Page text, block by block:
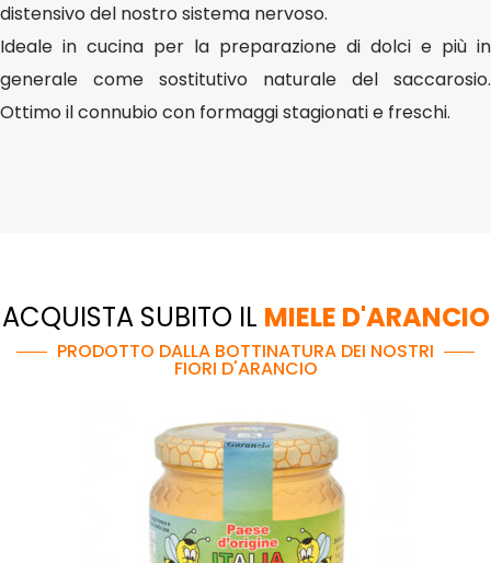
distensivo del nostro sistema nervoso.
Ideale in cucina per la preparazione di dolci e più in
generale come sostitutivo naturale del saccarosio.
Ottimo il connubio con formaggi stagionati e freschi.
ACQUISTA SUBITO IL MIELE D'ARANCIO
PRODOTTO DALLA BOTTINATURA DEI NOSTRI
FIORI D'ARANCIO